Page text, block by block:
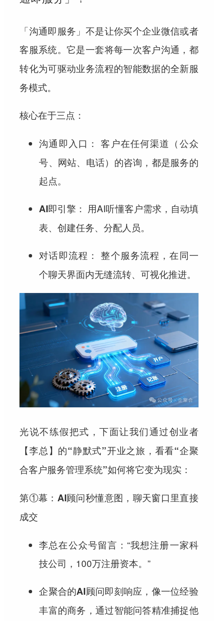
「沟通即服务」不是让你买个企业微信或者
客服系统。它是一套将每一次客户沟通，都
转化为可驱动业务流程的智能数据的全新服
务模式。
核心在于三点：
沟通即入口： 客户在任何渠道（公众
号、网站、电话）的咨询，都是服务的
起点。
AI即引擎： 用AI听懂客户需求，自动填
表、创建任务、分配人员。
对话即流程： 整个服务流程，在同一
个聊天界面内无缝流转、可视化推进。
光说不练假把式，下面让我们通过创业者
【李总】的“静默式”开业之旅，看看“企聚
合客户服务管理系统”如何将它变为现实：
第①幕：AI顾问秒懂意图，聊天窗口里直接
成交
李总在公众号留言：“我想注册一家科
技公司，100万注册资本。”
企聚合的AI顾问即刻响应，像一位经验
丰富的商务，通过智能问答精准捕捉他